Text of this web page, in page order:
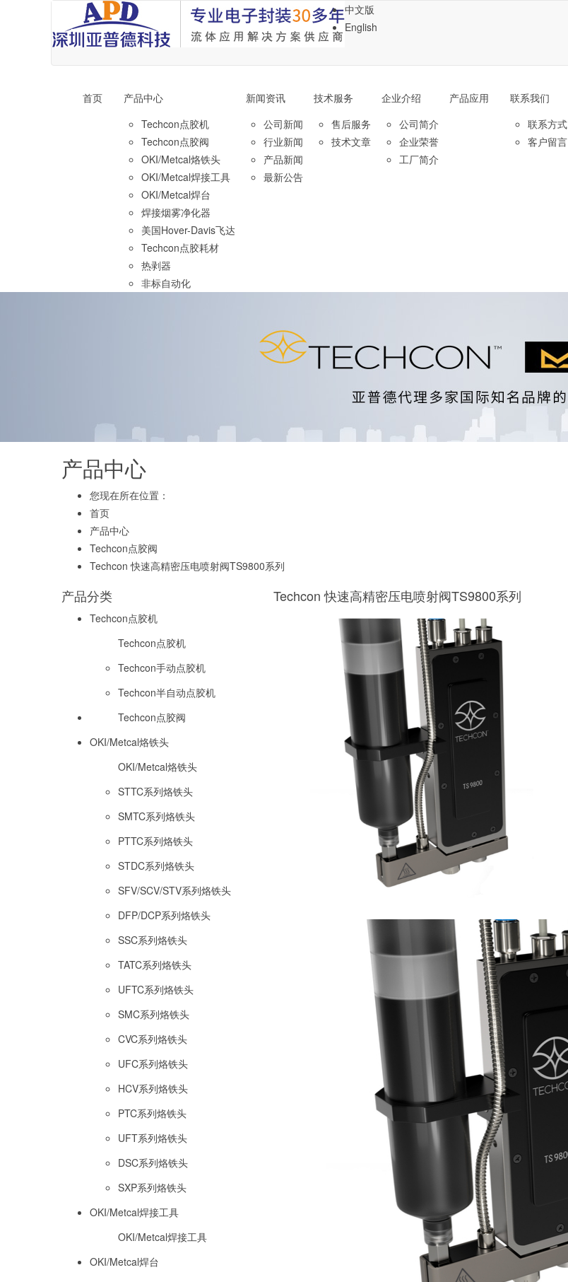
中文版
English
首页
产品中心
Techcon点胶机
Techcon点胶阀
OKI/Metcal烙铁头
OKI/Metcal焊接工具
OKI/Metcal焊台
焊接烟雾净化器
美国Hover-Davis飞达
Techcon点胶耗材
热剥器
非标自动化
新闻资讯
公司新闻
行业新闻
产品新闻
最新公告
技术服务
售后服务
技术文章
企业介绍
公司简介
企业荣誉
工厂简介
产品应用
联系我们
联系方式
客户留言
产品中心
您现在所在位置：
首页
产品中心
Techcon点胶阀
Techcon 快速高精密压电喷射阀TS9800系列
产品分类
Techcon点胶机
Techcon点胶机
Techcon手动点胶机
Techcon半自动点胶机
Techcon点胶阀
OKI/Metcal烙铁头
OKI/Metcal烙铁头
STTC系列烙铁头
SMTC系列烙铁头
PTTC系列烙铁头
STDC系列烙铁头
SFV/SCV/STV系列烙铁头
DFP/DCP系列烙铁头
SSC系列烙铁头
TATC系列烙铁头
UFTC系列烙铁头
SMC系列烙铁头
CVC系列烙铁头
UFC系列烙铁头
HCV系列烙铁头
PTC系列烙铁头
UFT系列烙铁头
DSC系列烙铁头
SXP系列烙铁头
OKI/Metcal焊接工具
OKI/Metcal焊接工具
OKI/Metcal焊台
Techcon 快速高精密压电喷射阀TS9800系列